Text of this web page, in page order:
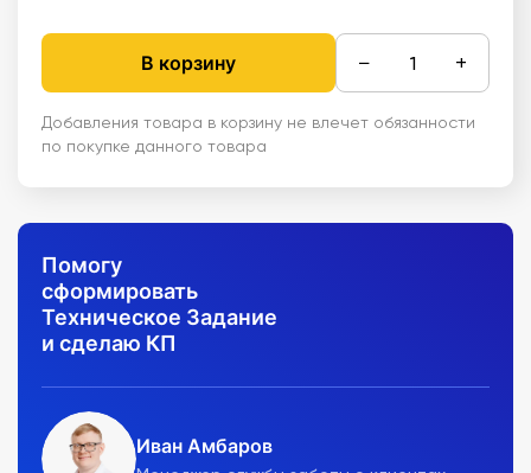
В корзину − +
Добавления товара в корзину не влечет обязанности
по покупке данного товара
Помогу
сформировать
Техническое Задание
и сделаю КП
Иван Амбаров